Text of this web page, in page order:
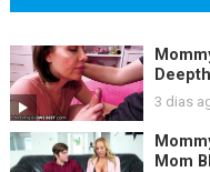
3 dias
Mom